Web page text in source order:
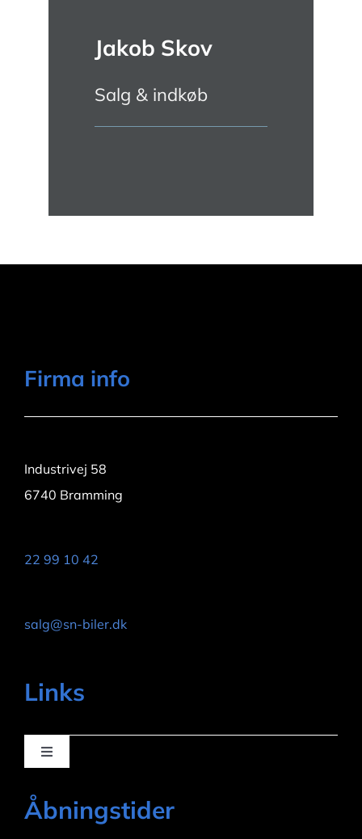
Jakob Skov
Salg & indkøb
Firma info
Industrivej 58
6740 Bramming
22 99 10 42
salg@sn-biler.dk
Links
Toggle
Om os
Åbningstider